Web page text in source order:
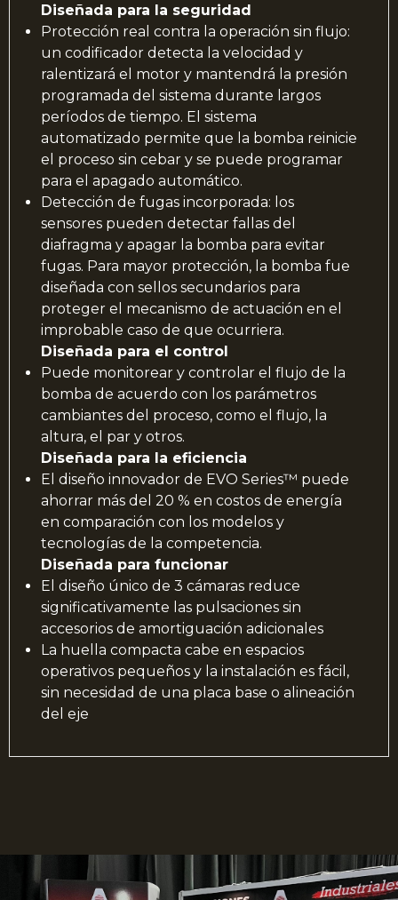
Diseñada para la seguridad
Protección real contra la operación sin flujo:
un codificador detecta la velocidad y
ralentizará el motor y mantendrá la presión
programada del sistema durante largos
períodos de tiempo. El sistema
automatizado permite que la bomba reinicie
el proceso sin cebar y se puede programar
para el apagado automático.
Detección de fugas incorporada: los
sensores pueden detectar fallas del
diafragma y apagar la bomba para evitar
fugas. Para mayor protección, la bomba fue
diseñada con sellos secundarios para
proteger el mecanismo de actuación en el
improbable caso de que ocurriera.
Diseñada para el control
Puede monitorear y controlar el flujo de la
bomba de acuerdo con los parámetros
cambiantes del proceso, como el flujo, la
altura, el par y otros.
Diseñada para la eficiencia
El diseño innovador de EVO Series™ puede
ahorrar más del 20 % en costos de energía
en comparación con los modelos y
tecnologías de la competencia.
Diseñada para funcionar
El diseño único de 3 cámaras reduce
significativamente las pulsaciones sin
accesorios de amortiguación adicionales
La huella compacta cabe en espacios
operativos pequeños y la instalación es fácil,
sin necesidad de una placa base o alineación
del eje